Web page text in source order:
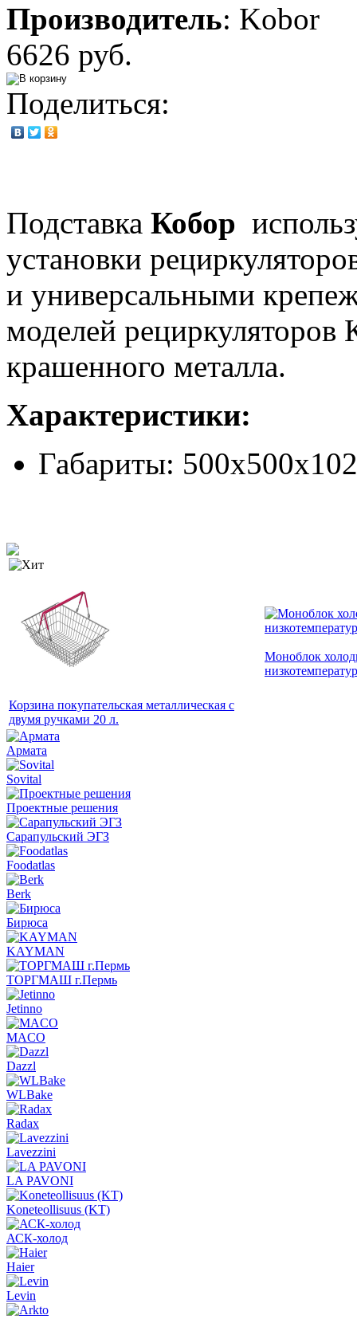
Производитель: Kobor
6626 руб.
Поделиться:
Подставка Кобор
установки
и универсальными
моделей рециркуляторов
крашенного металла.
Характеристики:
Габариты:
Корзина покупательская металлическая с
двумя ручками 20 л.
Моноблок
Армата
Sovital
Проектные решения
Сарапульский ЭГЗ
Foodatlas
Berk
Бирюса
KAYMAN
ТОРГМАШ г.Пермь
Jetinno
MACO
Dazzl
WLBake
Radax
Lavezzini
LA PAVONI
Koneteollisuus (KT)
АСК-холод
Haier
Levin